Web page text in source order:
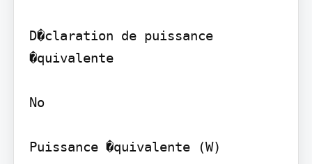
D�claration de puissance
�quivalente
No
Puissance �quivalente (W)